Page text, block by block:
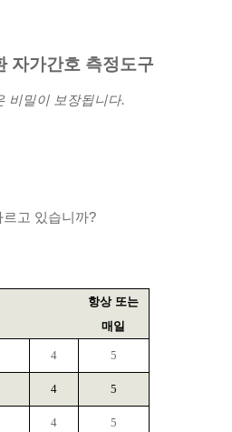
자가간호 측정도구
비밀이 보장됩니다.
르고 있습니까?
항상 또는
매일
4 5
4 5
4 5